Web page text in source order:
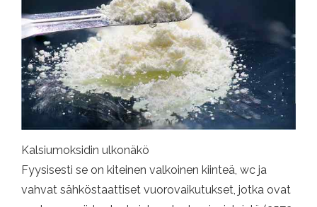
Kalsiumoksidin ulkonäkö
Fyysisesti se on kiteinen valkoinen kiinteä, wc ja
vahvat sähköstaattiset vuorovaikutukset, jotka ovat